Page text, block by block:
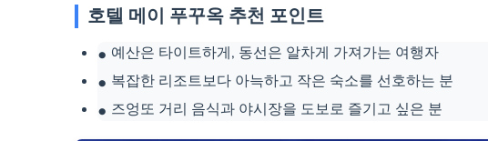
호텔 메이 푸꾸옥 추천 포인트
예산은 타이트하게, 동선은 알차게 가져가는 여행자
복잡한 리조트보다 아늑하고 작은 숙소를 선호하는 분
즈엉또 거리 음식과 야시장을 도보로 즐기고 싶은 분